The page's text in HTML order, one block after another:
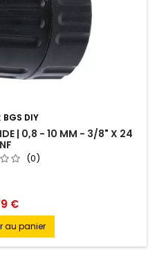
BGS DIY
| 0,8 - 10 MM - 3/8" X 24
(0)
€
au panier